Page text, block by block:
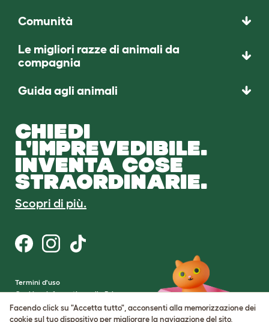
Comunità
Le migliori razze di animali da
compagnia
Guida agli animali
CHIEDI
L'IMPREVEDIBILE.
INVENTA COSE
STRAORDINARIE.
Scopri di più.
Termini d'uso
Cookie e Informativa sulla Privacy
Cookie Settings
Mappa del sito
Facendo click su "Accetta tutto", acconsenti alla memorizzazione dei
cookie sul tuo dispositivo per migliorare la navigazione del sito,